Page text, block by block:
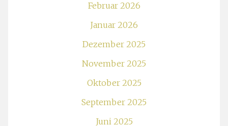
Februar 2026
Januar 2026
Dezember 2025
November 2025
Oktober 2025
September 2025
Juni 2025